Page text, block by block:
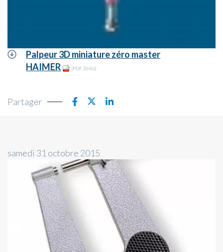
Palpeur 3D miniature zéro master
HAIMER
(PDF 36Ko)
Partager
samedi 31 octobre 2015